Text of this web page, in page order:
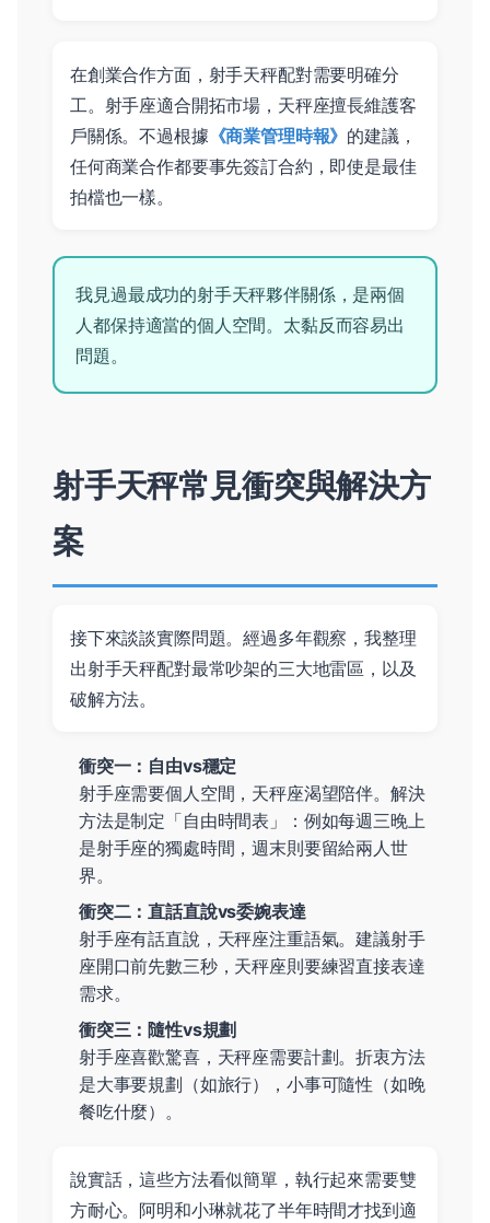
在創業合作方面，射手天秤配對需要明確分
工。射手座適合開拓市場，天秤座擅長維護客
戶關係。不過根據 《商業管理時報》 的建議，
任何商業合作都要事先簽訂合約，即使是最佳
拍檔也一樣。
我見過最成功的射手天秤夥伴關係，是兩個
人都保持適當的個人空間。太黏反而容易出
問題。
射手天秤常見衝突與解決方
案
接下來談談實際問題。經過多年觀察，我整理
出射手天秤配對最常吵架的三大地雷區，以及
破解方法。
衝突一：自由vs穩定
射手座需要個人空間，天秤座渴望陪伴。解決
方法是制定「自由時間表」：例如每週三晚上
是射手座的獨處時間，週末則要留給兩人世
界。
衝突二：直話直說vs委婉表達
射手座有話直說，天秤座注重語氣。建議射手
座開口前先數三秒，天秤座則要練習直接表達
需求。
衝突三：隨性vs規劃
射手座喜歡驚喜，天秤座需要計劃。折衷方法
是大事要規劃（如旅行），小事可隨性（如晚
餐吃什麼）。
說實話，這些方法看似簡單，執行起來需要雙
方耐心。阿明和小琳就花了半年時間才找到適